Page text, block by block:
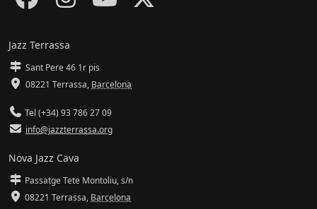
Jazz Terrassa
Sant Pere 46 1r pis
08221 Terrassa, Barcelona
Tel (+34) 93 786 27 09
info@jazzterrassa.org
Nova Jazz Cava
Passatge Tete Montoliu, s/n
08221 Terrassa, Barcelona